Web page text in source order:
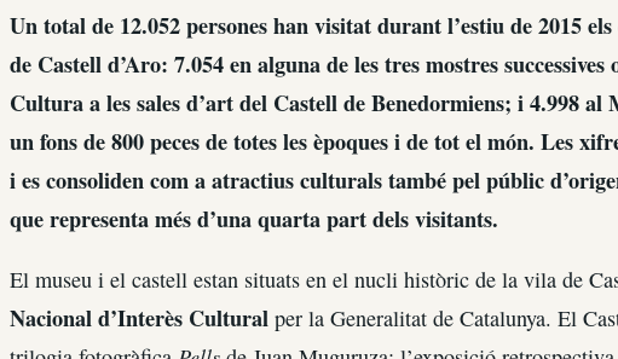
Un total de 12.052 persones han visitat durant l’estiu de 2015
de Castell d’Aro: 7.054 en alguna de les tres mostres
Cultura a les sales d’art del Castell de Benedormiens; i 4.998 al
un fons de 800 peces de totes les èpoques i de tot el món. Les
i es consoliden com a atractius culturals també pel públic
que representa més d’una quarta part dels visitants.
El museu i el castell estan situats en el nucli històric de la vila de
Nacional d’Interès Cultural per la Generalitat de Catalunya. El